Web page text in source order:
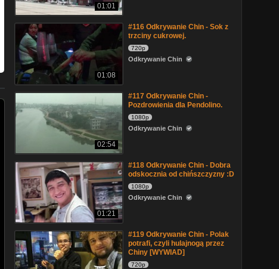
01:01
01:08
#116 Odkrywanie Chin - Sok z
trzciny cukrowej.
720p
Odkrywanie Chin
02:54
#117 Odkrywanie Chin -
Pozdrowienia dla Pendolino.
1080p
Odkrywanie Chin
01:21
#118 Odkrywanie Chin - Dobra
odskocznia od chińszczyzny :D
1080p
Odkrywanie Chin
#119 Odkrywanie Chin - Polak
potrafi, czyli hulajnogą przez
Chiny [WYWIAD]
720p